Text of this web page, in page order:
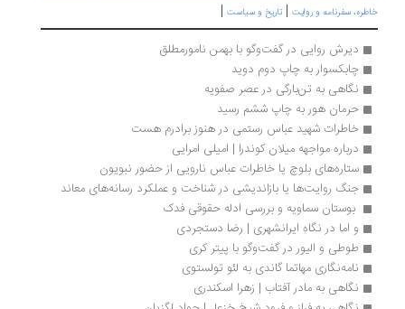
خاطره، سفرنامه‌ و روایت | تاریخ و سیاست |
دیرش روایی در گفت‌وگو با بهمن نامورمطلق
چابکسوار به چاپ دوم دوید
نگاهی به تن‌بارگی در عصر صفویه
حرمان هور به چاپ ششم رسید
خاطرات شهید عباس رستمی در هنوز برادرم هست
درباره مواجهه میلان کوندرا | امیلی امرایی
ستاره‌های بلوچ یا خاطرات عباس نارویی از حضور نبویون
جنگ روایت‌ها یا بازاندیشی در شناخت و عملکرد رسانه‌های معاند
بوستان سماویه و بررسی ادله حقوقی فدک
و اما در نگاه ایرانشهری | رضا دستجردی
طوطی و الیور در گفت‌وگو با پیتر کری
نامه‌نگاری مهاتما گاندی به لئو تولستوی
نگاهی به مادر آفتاب | زهرا اسکندری